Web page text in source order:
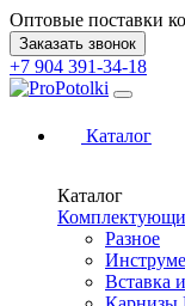
Оптовые поставки
Заказать звонок
+7 904 391-34-18
Каталог
Каталог
Разное
Вставка